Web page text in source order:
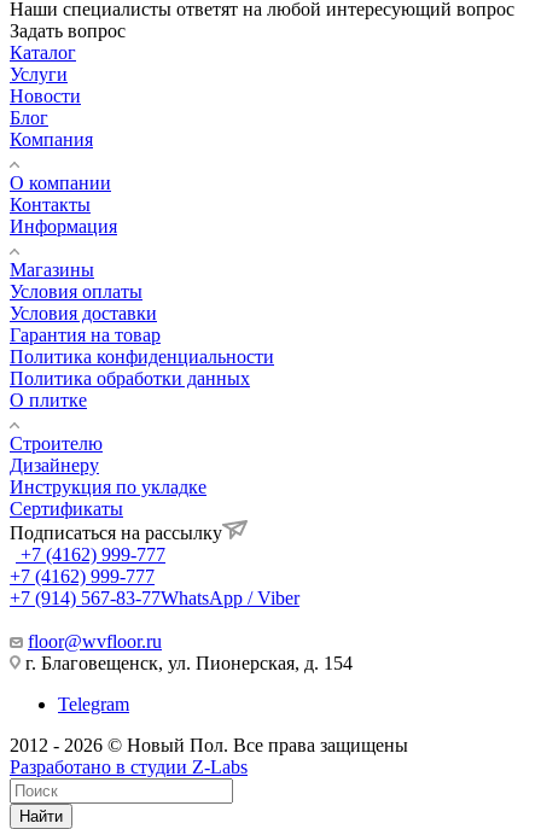
Наши специалисты ответят на любой интересующий вопрос
Задать вопрос
Каталог
Услуги
Новости
Блог
Компания
О компании
Контакты
Информация
Магазины
Условия оплаты
Условия доставки
Гарантия на товар
Политика конфиденциальности
Политика обработки данных
О плитке
Строителю
Дизайнеру
Инструкция по укладке
Сертификаты
Подписаться на рассылку
+7 (4162) 999-777
+7 (4162) 999-777
+7 (914) 567-83-77WhatsApp / Viber
floor@wvfloor.ru
г. Благовещенск, ул. Пионерская, д. 154
Telegram
2012 - 2026 © Новый Пол. Все права защищены
Разработано в студии Z-Labs
Найти